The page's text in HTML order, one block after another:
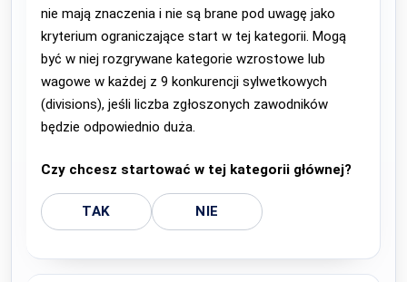
nie mają znaczenia i nie są brane pod uwagę jako
kryterium ograniczające start w tej kategorii. Mogą
być w niej rozgrywane kategorie wzrostowe lub
wagowe w każdej z 9 konkurencji sylwetkowych
(divisions), jeśli liczba zgłoszonych zawodników
będzie odpowiednio duża.
Czy chcesz startować w tej kategorii głównej?
TAK NIE